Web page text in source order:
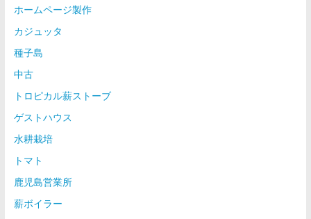
ホームページ製作
カジュッタ
種子島
中古
トロピカル薪ストーブ
ゲストハウス
水耕栽培
トマト
鹿児島営業所
薪ボイラー